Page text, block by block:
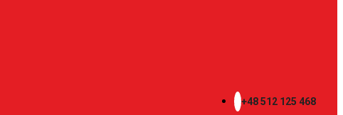
+48 512 125 468